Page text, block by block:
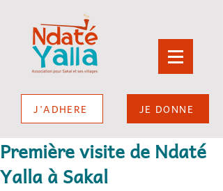
J'ADHERE JE DONNE
Première visite de Ndaté
Yalla à Sakal